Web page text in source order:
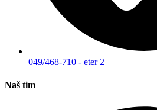
049/468-710 - eter 2
Naš tim